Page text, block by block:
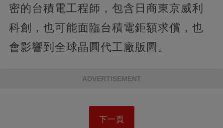
密的台積電工程師，包含日商東京威利
科創，也可能面臨台積電鉅額求償，也
會影響到全球晶圓代工廠版圖。
ADVERTISEMENT
下一頁